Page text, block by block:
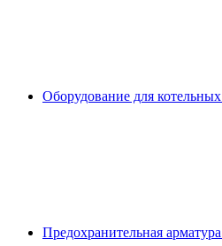
Оборудование для котельных
Предохранительная арматура